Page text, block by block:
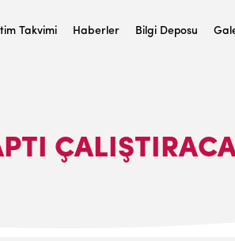
Takvimi Haberler Bilgi Deposu